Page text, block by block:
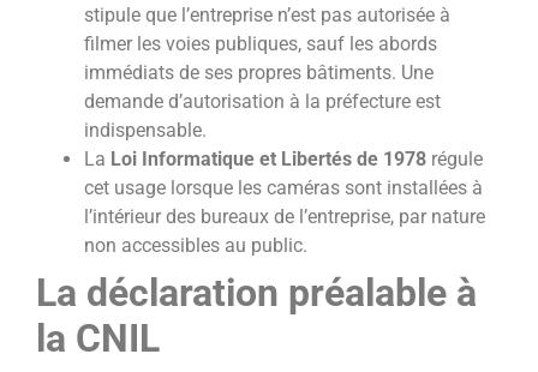
stipule que l’entreprise n’est pas autorisée à
filmer les voies publiques, sauf les abords
immédiats de ses propres bâtiments. Une
demande d’autorisation à la préfecture est
indispensable.
La Loi Informatique et Libertés de 1978 régule
cet usage lorsque les caméras sont installées à
l’intérieur des bureaux de l’entreprise, par nature
non accessibles au public.
La déclaration préalable à
la CNIL